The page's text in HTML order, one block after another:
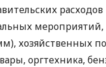
расходов
мероприятий,
хозяйственных
оргтехника,